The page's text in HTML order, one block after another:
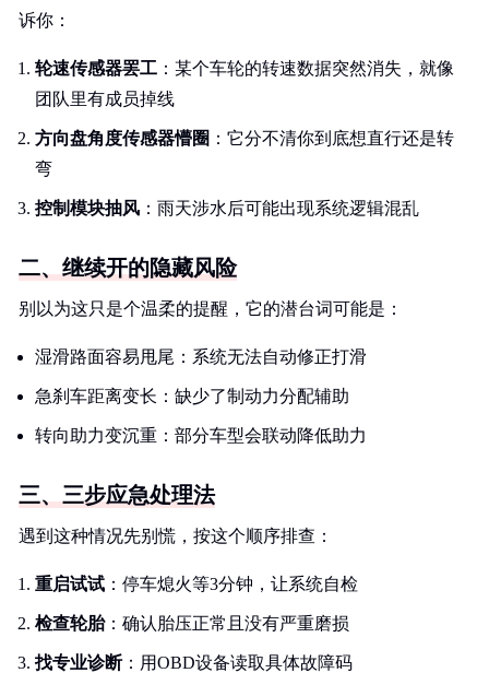
诉你：
轮速传感器罢工 ：某个车轮的转速数据突然消失，就像
团队里有成员掉线
方向盘角度传感器懵圈 ：它分不清你到底想直行还是转
弯
控制模块抽风 ：雨天涉水后可能出现系统逻辑混乱
二、继续开的隐藏风险
别以为这只是个温柔的提醒，它的潜台词可能是：
湿滑路面容易甩尾：系统无法自动修正打滑
急刹车距离变长：缺少了制动力分配辅助
转向助力变沉重：部分车型会联动降低助力
三、三步应急处理法
遇到这种情况先别慌，按这个顺序排查：
重启试试 ：停车熄火等3分钟，让系统自检
检查轮胎：确认胎压正常且没有严重磨损
找专业诊断：用OBD设备读取具体故障码